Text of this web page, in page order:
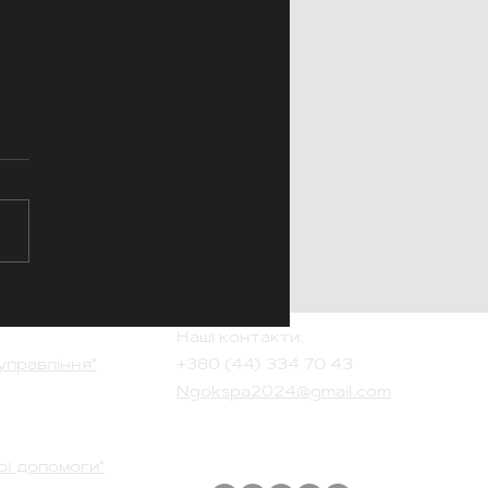
Наші контакти:
+380 (44 ) 334 70 43
Ngokspa2024@gmail.com
допомоги"